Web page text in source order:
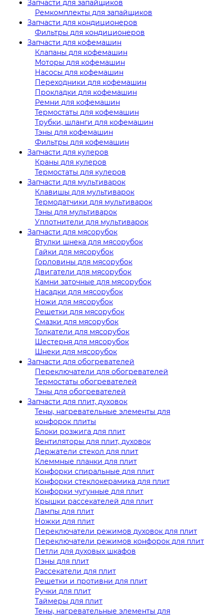
Запчасти для запайщиков
Ремкомплекты для запайщиков
Запчасти для кондиционеров
Фильтры для кондиционеров
Запчасти для кофемашин
Клапаны для кофемашин
Моторы для кофемашин
Насосы для кофемашин
Переходники для кофемашин
Прокладки для кофемашин
Ремни для кофемашин
Термостаты для кофемашин
Трубки, шланги для кофемашин
Тэны для кофемашин
Фильтры для кофемашин
Запчасти для кулеров
Краны для кулеров
Термостаты для кулеров
Запчасти для мультиварок
Клавишы для мультиварок
Термодатчики для мультиварок
Тэны для мультиварок
Уплотнители для мультиварок
Запчасти для мясорубок
Втулки шнека для мясорубок
Гайки для мясорубок
Горловины для мясорубок
Двигатели для мясорубок
Камни заточные для мясорубок
Насадки для мясорубок
Ножи для мясорубок
Решетки для мясорубок
Смазки для мясорубок
Толкатели для мясорубок
Шестерня для мясорубок
Шнеки для мясорубок
Запчасти для обогревателей
Переключатели для обогревателей
Термостаты обогревателей
Тэны для обогревателей
Запчасти для плит, духовок
Тены, нагревательные элементы для
конфорок плиты
Блоки розжига для плит
Вентиляторы для плит, духовок
Держатели стекол для плит
Клеммные планки для плит
Конфорки спиральные для плит
Конфорки стеклокерамика для плит
Конфорки чугунные для плит
Крышки рассекателей для плит
Лампы для плит
Ножки для плит
Переключатели режимов духовок для плит
Переключатели режимов конфорок для плит
Петли для духовых шкафов
Пэны для плит
Рассекатели для плит
Решетки и противни для плит
Ручки для плит
Таймеры для плит
Тены, нагревательные элементы для